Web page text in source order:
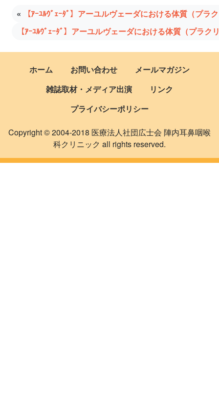
«
【ｱｰﾕﾙｳﾞｪｰﾀﾞ】アーユルヴェーダにおける体質（プラ
【ｱｰﾕﾙｳﾞｪｰﾀﾞ】アーユルヴェーダにおける体質（プラク
ホーム お問い合わせ
メールマガジン
雑誌取材・メディア出演
リンク
プライバシーポリシー
Copyright © 2004-2018 医療法人社団広士会 陣内耳鼻咽喉
科クリニック all rights reserved.